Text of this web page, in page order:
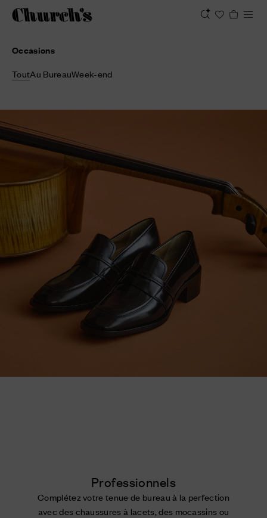
Occasions
ToutAu BureauWeek-end
Professionnels
Complétez votre tenue de bureau à la perfection
avec des chaussures à lacets, des mocassins ou